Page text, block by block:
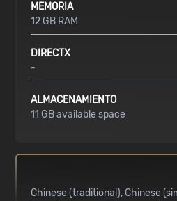
MEMORIA
12 GB RAM
DIRECTX
-
ALMACENAMIENTO
11 GB available space
Chinese (traditional) Chinese